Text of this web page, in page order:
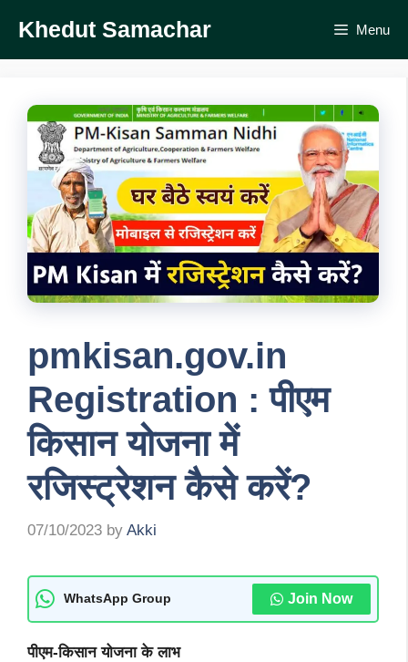
content
Khedut Samachar Menu
pmkisan.gov.in
Registration : पीएम
किसान योजना में
रजिस्ट्रेशन कैसे करें?
07/10/2023 by Akki
WhatsApp Group Join Now
पीएम-किसान योजना के लाभ